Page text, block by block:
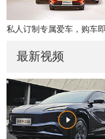
最新视频